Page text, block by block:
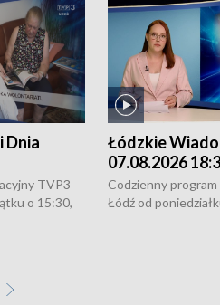
Dnia
TVP3
o 15:30,
Łódzkie
07.08.2026
Codzienny
Łódź od